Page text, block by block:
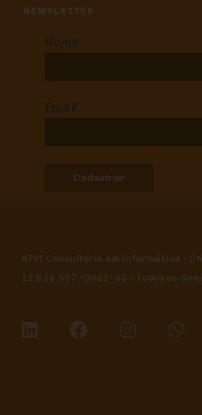
NEWSLETTER
Nome
Email
ATVI Consultoria em Informática -
12.628.557/0001-50 - Todos os